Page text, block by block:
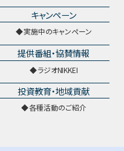
キャンペーン
実施中のキャンペーン
提供番組・協賛情報
ラジオNIKKEI
投資教育・地域貢献
各種活動のご紹介